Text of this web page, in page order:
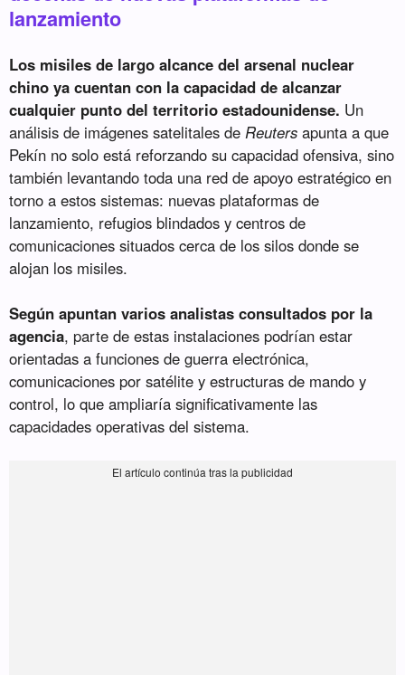
lanzamiento
Los misiles de largo alcance del arsenal nuclear
chino ya cuentan con la capacidad de alcanzar
cualquier punto del territorio estadounidense. Un
análisis de imágenes satelitales deReuters apunta a que
Pekín no solo está reforzando su capacidad ofensiva, sino
también levantando toda una red de apoyo estratégico en
torno a estos sistemas: nuevas plataformas de
lanzamiento, refugios blindados y centros de
comunicaciones situados cerca de los silos donde se
alojan los misiles.
Según apuntan varios analistas consultados por la
agencia, parte de estas instalaciones podrían estar
orientadas a funciones de guerra electrónica,
comunicaciones por satélite y estructuras de mando y
control, lo que ampliaría significativamente las
capacidades operativas del sistema.